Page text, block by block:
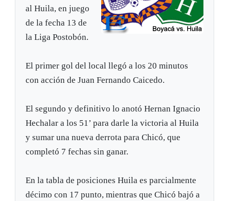
al Huila, en juego
de la fecha 13 de
la Liga Postobón.
El primer gol del local llegó a los 20 minutos
con acción de Juan Fernando Caicedo.
El segundo y definitivo lo anotó Hernan Ignacio
Hechalar a los 51’ para darle la victoria al Huila
y sumar una nueva derrota para Chicó, que
completó 7 fechas sin ganar.
En la tabla de posiciones Huila es parcialmente
décimo con 17 punto, mientras que Chicó bajó a